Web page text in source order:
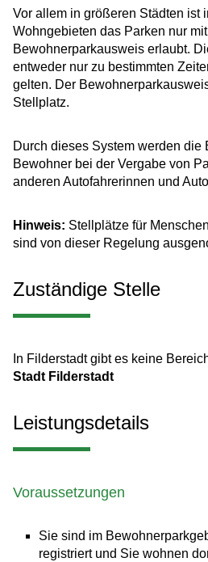
Vor allem in größeren Städten ist
Wohngebieten das Parken nur
Bewohnerparkausweis erlaubt.
entweder nur zu bestimmten
gelten. Der
Stellplatz.
Durch dieses System werden die
Bewohner bei der Vergabe von
anderen Autofahrerinnen und
Hinweis: Stellplätze für
sind von dieser Regelung
Zuständige Stelle
In Filderstadt gibt es keine
Stadt Filderstadt
Leistungsdetails
Voraussetzungen
Sie sind im
registriert und Sie wohnen